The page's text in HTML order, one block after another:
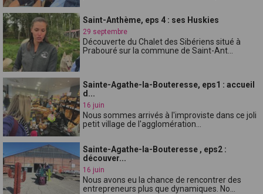
Saint-Anthème, eps 4 : ses Huskies
29 septembre
Découverte du Chalet des Sibériens situé à
Prabouré sur la commune de Saint-Ant...
Sainte-Agathe-la-Bouteresse, eps1 : accueil
d...
16 juin
Nous sommes arrivés à l'improviste dans ce joli
petit village de l'agglomération...
Sainte-Agathe-la-Bouteresse , eps2 :
découver...
16 juin
Nous avons eu la chance de rencontrer des
entrepreneurs plus que dynamiques. No...